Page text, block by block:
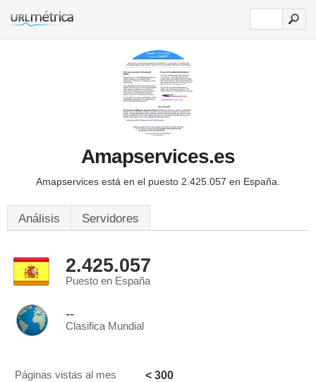
Amapservices.es
Amapservices está en el puesto 2.425.057 en España.
Análisis Servidores
2.425.057
Puesto en España
--
Clasifica Mundial
Páginas vistas al mes < 300